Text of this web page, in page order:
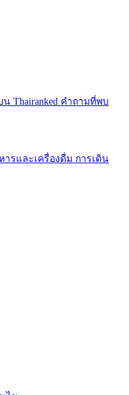
Thairanked คำถามที่พบ
ารและเครื่องดื่ม การเดิน